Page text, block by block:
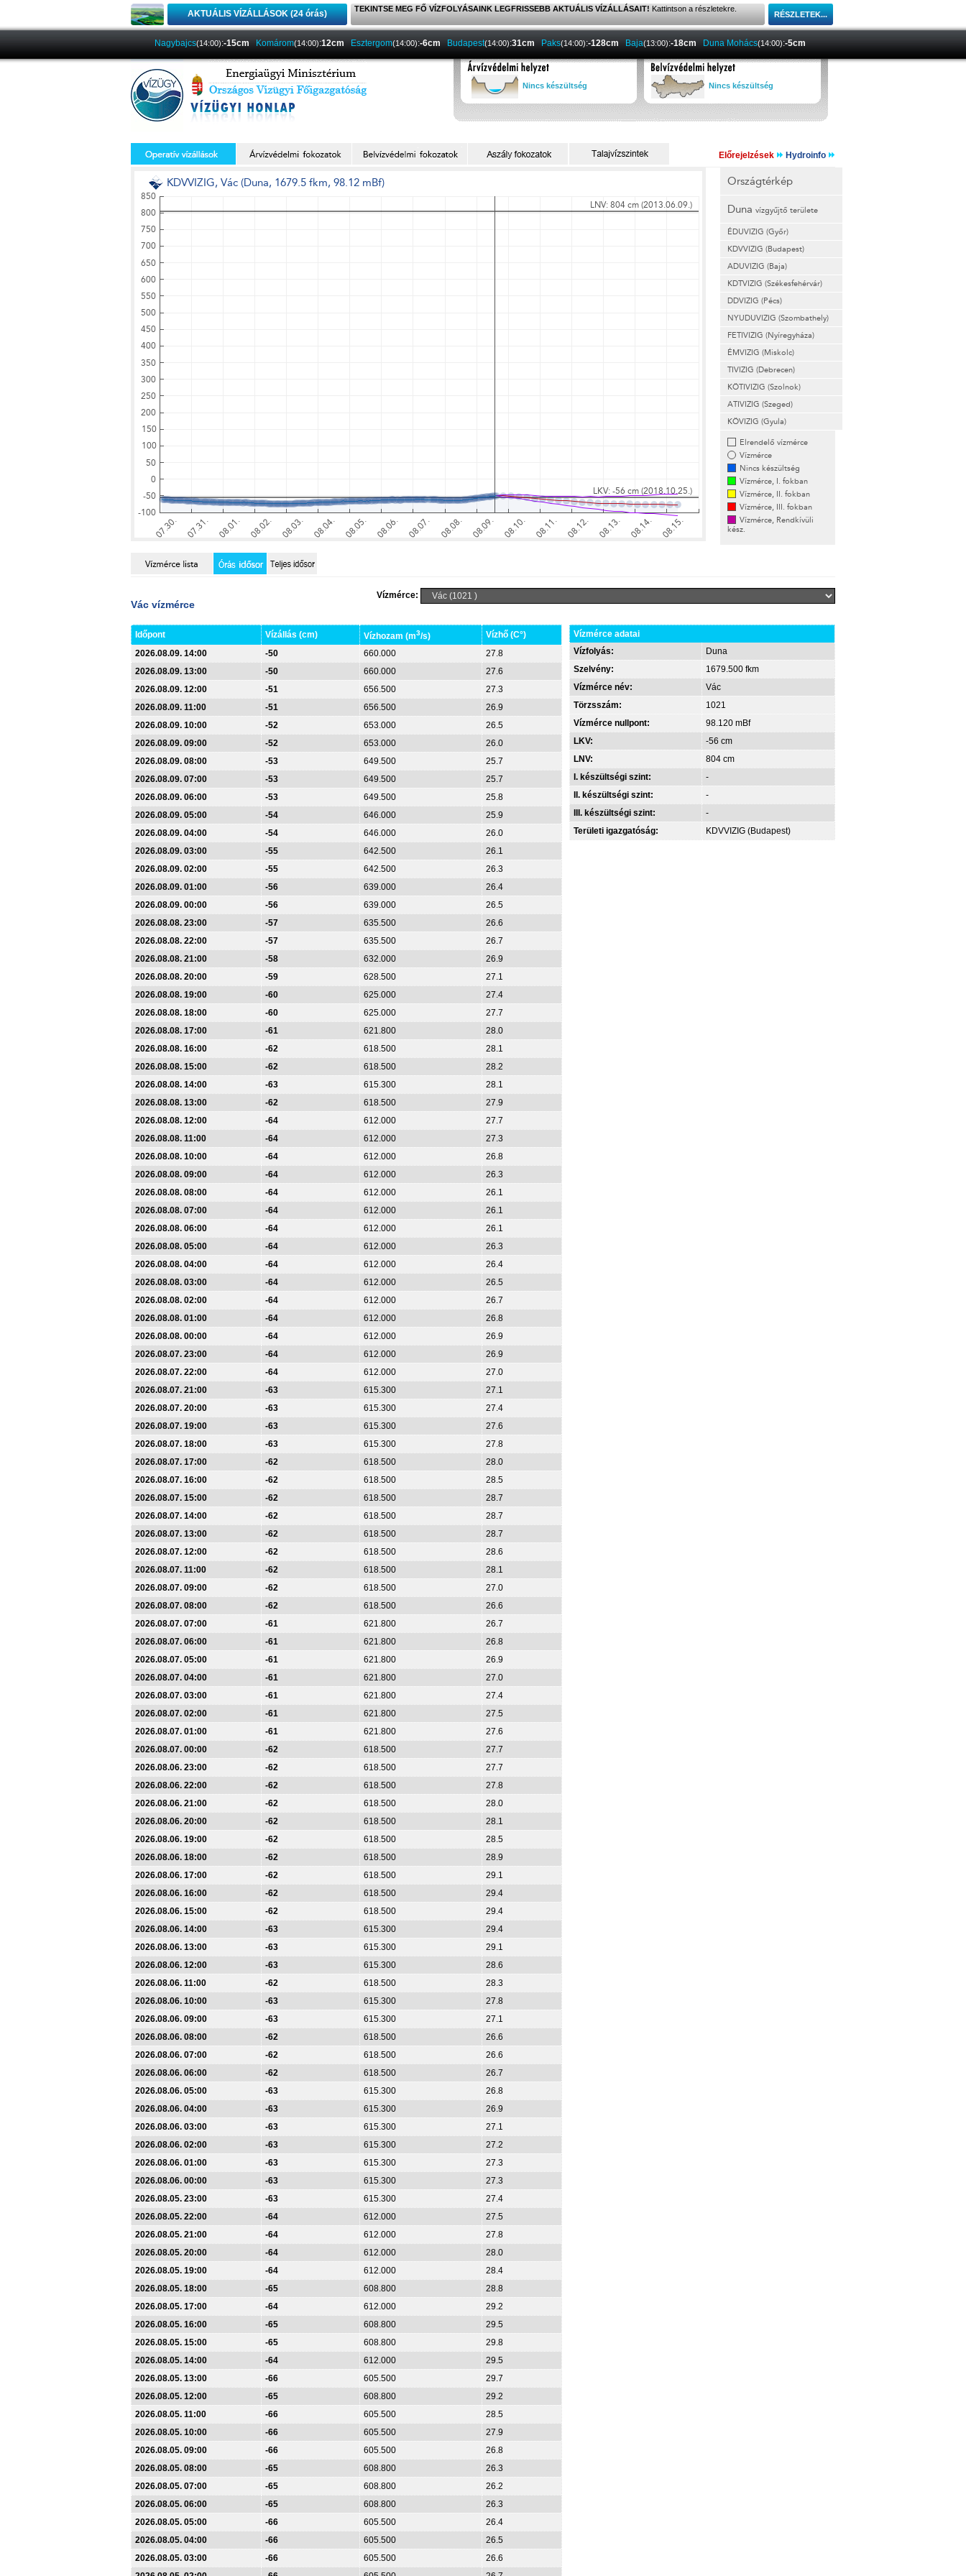
AKTUÁLIS VÍZÁLLÁSOK (24 órás) TEKINTSE MEG FŐ VÍZFOLYÁSAINK LEGFRISSEBB AKTUÁLIS VÍZÁLLÁSAIT! Kattintson a részletekre.
Nagybajcs(14:00):-15cm Komárom(14:00):12cm Esztergom(14:00):-6cm Budapest(14:00):31cm Paks(14:00):-128cm Baja(13:00):-18cm Duna Mohács(14:00):-5cm
Nincs készültség Nincs készültség
Előrejelzések Hydroinfo
Országtérkép
Duna vízgyűjtő területe
ÉDUVIZIG (Győr)
KDVVIZIG (Budapest)
ADUVIZIG (Baja)
KDTVIZIG (Székesfehérvár)
DDVIZIG (Pécs)
NYUDUVIZIG (Szombathely)
FETIVIZIG (Nyíregyháza)
ÉMVIZIG (Miskolc)
TIVIZIG (Debrecen)
KÖTIVIZIG (Szolnok)
ATIVIZIG (Szeged)
KÖVIZIG (Gyula)
Elrendelő vízmérce
Vízmérce
Nincs készültség
Vízmérce, I. fokban
Vízmérce, II. fokban
Vízmérce, III. fokban
Vízmérce, Rendkívüli
kész.
Vízmérce:
Vác vízmérce
Időpont Vízállás (cm) Vízhozam (m3/s)
Vízhő (C°)
2026.08.09. 14:00
-50 660.000
27.8
2026.08.09. 13:00
-50 660.000
27.6
2026.08.09. 12:00
-51 656.500
27.3
2026.08.09. 11:00
-51 656.500
26.9
2026.08.09. 10:00
-52 653.000
26.5
2026.08.09. 09:00
-52 653.000
26.0
2026.08.09. 08:00
-53 649.500
25.7
2026.08.09. 07:00
-53 649.500
25.7
2026.08.09. 06:00
-53 649.500
25.8
2026.08.09. 05:00
-54 646.000
25.9
2026.08.09. 04:00
-54 646.000
26.0
2026.08.09. 03:00
-55 642.500
26.1
2026.08.09. 02:00
-55 642.500
26.3
2026.08.09. 01:00
-56 639.000
26.4
2026.08.09. 00:00
-56 639.000
26.5
2026.08.08. 23:00
-57 635.500
26.6
2026.08.08. 22:00
-57 635.500
26.7
2026.08.08. 21:00
-58 632.000
26.9
2026.08.08. 20:00
-59 628.500
27.1
2026.08.08. 19:00
-60 625.000
27.4
2026.08.08. 18:00
-60 625.000
27.7
2026.08.08. 17:00
-61 621.800
28.0
2026.08.08. 16:00
-62 618.500
28.1
2026.08.08. 15:00
-62 618.500
28.2
2026.08.08. 14:00
-63 615.300
28.1
2026.08.08. 13:00
-62 618.500
27.9
2026.08.08. 12:00
-64 612.000
27.7
2026.08.08. 11:00
-64 612.000
27.3
2026.08.08. 10:00
-64 612.000
26.8
2026.08.08. 09:00
-64 612.000
26.3
2026.08.08. 08:00
-64 612.000
26.1
2026.08.08. 07:00
-64 612.000
26.1
2026.08.08. 06:00
-64 612.000
26.1
2026.08.08. 05:00
-64 612.000
26.3
2026.08.08. 04:00
-64 612.000
26.4
2026.08.08. 03:00
-64 612.000
26.5
2026.08.08. 02:00
-64 612.000
26.7
2026.08.08. 01:00
-64 612.000
26.8
2026.08.08. 00:00
-64 612.000
26.9
2026.08.07. 23:00
-64 612.000
26.9
2026.08.07. 22:00
-64 612.000
27.0
2026.08.07. 21:00
-63 615.300
27.1
2026.08.07. 20:00
-63 615.300
27.4
2026.08.07. 19:00
-63 615.300
27.6
2026.08.07. 18:00
-63 615.300
27.8
2026.08.07. 17:00
-62 618.500
28.0
2026.08.07. 16:00
-62 618.500
28.5
2026.08.07. 15:00
-62 618.500
28.7
2026.08.07. 14:00
-62 618.500
28.7
2026.08.07. 13:00
-62 618.500
28.7
2026.08.07. 12:00
-62 618.500
28.6
2026.08.07. 11:00
-62 618.500
28.1
2026.08.07. 09:00
-62 618.500
27.0
2026.08.07. 08:00
-62 618.500
26.6
2026.08.07. 07:00
-61 621.800
26.7
2026.08.07. 06:00
-61 621.800
26.8
2026.08.07. 05:00
-61 621.800
26.9
2026.08.07. 04:00
-61 621.800
27.0
2026.08.07. 03:00
-61 621.800
27.4
2026.08.07. 02:00
-61 621.800
27.5
2026.08.07. 01:00
-61 621.800
27.6
2026.08.07. 00:00
-62 618.500
27.7
2026.08.06. 23:00
-62 618.500
27.7
2026.08.06. 22:00
-62 618.500
27.8
2026.08.06. 21:00
-62 618.500
28.0
2026.08.06. 20:00
-62 618.500
28.1
2026.08.06. 19:00
-62 618.500
28.5
2026.08.06. 18:00
-62 618.500
28.9
2026.08.06. 17:00
-62 618.500
29.1
2026.08.06. 16:00
-62 618.500
29.4
2026.08.06. 15:00
-62 618.500
29.4
2026.08.06. 14:00
-63 615.300
29.4
2026.08.06. 13:00
-63 615.300
29.1
2026.08.06. 12:00
-63 615.300
28.6
2026.08.06. 11:00
-62 618.500
28.3
2026.08.06. 10:00
-63 615.300
27.8
2026.08.06. 09:00
-63 615.300
27.1
2026.08.06. 08:00
-62 618.500
26.6
2026.08.06. 07:00
-62 618.500
26.6
2026.08.06. 06:00
-62 618.500
26.7
2026.08.06. 05:00
-63 615.300
26.8
2026.08.06. 04:00
-63 615.300
26.9
2026.08.06. 03:00
-63 615.300
27.1
2026.08.06. 02:00
-63 615.300
27.2
2026.08.06. 01:00
-63 615.300
27.3
2026.08.06. 00:00
-63 615.300
27.3
2026.08.05. 23:00
-63 615.300
27.4
2026.08.05. 22:00
-64 612.000
27.5
2026.08.05. 21:00
-64 612.000
27.8
2026.08.05. 20:00
-64 612.000
28.0
2026.08.05. 19:00
-64 612.000
28.4
2026.08.05. 18:00
-65 608.800
28.8
2026.08.05. 17:00
-64 612.000
29.2
2026.08.05. 16:00
-65 608.800
29.5
2026.08.05. 15:00
-65 608.800
29.8
2026.08.05. 14:00
-64 612.000
29.5
2026.08.05. 13:00
-66 605.500
29.7
2026.08.05. 12:00
-65 608.800
29.2
2026.08.05. 11:00
-66 605.500
28.5
2026.08.05. 10:00
-66 605.500
27.9
2026.08.05. 09:00
-66 605.500
26.8
2026.08.05. 08:00
-65 608.800
26.3
2026.08.05. 07:00
-65 608.800
26.2
2026.08.05. 06:00
-65 608.800
26.3
2026.08.05. 05:00
-66 605.500
26.4
2026.08.05. 04:00
-66 605.500
26.5
2026.08.05. 03:00
-66 605.500
26.6
Vízmérce adatai
Vízfolyás:
Duna
Szelvény:
1679.500 fkm
Vízmérce név:
Vác
Törzsszám:
1021
Vízmérce nullpont:
98.120 mBf
LKV:
-56 cm
LNV:
804 cm
I. készültségi szint:
-
II. készültségi szint:
-
III. készültségi szint:
-
Területi igazgatóság:
KDVVIZIG (Budapest)